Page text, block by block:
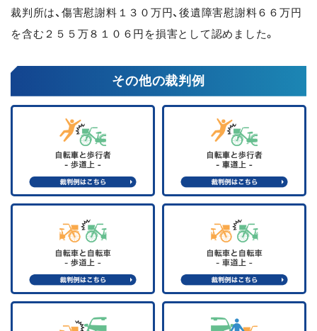
裁判所は、傷害慰謝料１３０万円、後遺障害慰謝料６６万円
を含む２５５万８１０６円を損害として認めました。
その他の裁判例